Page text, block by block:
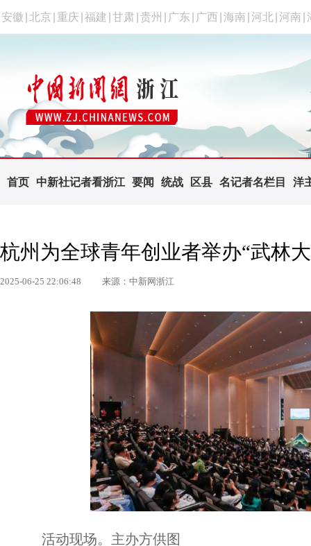
安徽 北京 重庆 福建 甘肃 贵州 广东 广西 海南 河北 河南
首页 中新社记者看浙江 要闻 统战 区县 名记者名栏目 洋
杭州为全球青年创业者举办“武林
2025-06-25 22:06:48 来源：中新网浙江
活动现场。主办方供图